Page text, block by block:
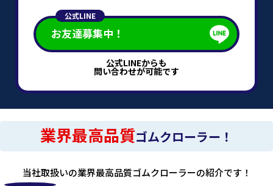
公式LINE
お友達募集中！
公式LINEからも
問い合わせが可能です
業界最高品質ゴムクローラー！
当社取扱いの業界最高品質ゴムクローラーの紹介です！